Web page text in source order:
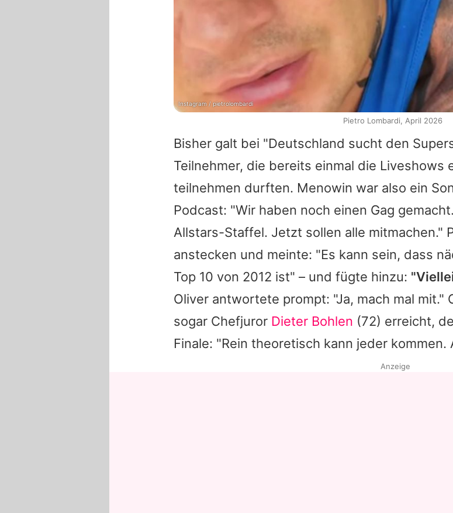
Bisher galt bei "Deutschland sucht den
Teilnehmer, die bereits einmal die
teilnehmen durften. Menowin war also ein
Podcast: "Wir haben noch einen Gag
Allstars-Staffel. Jetzt sollen alle mitmachen."
anstecken und meinte: "Es kann sein, dass
Top 10 von 2012 ist" – und fügte hinzu:
Oliver antwortete prompt: "Ja, mach mal mit."
sogar Chefjuror Dieter Bohlen (72) erreicht,
Finale: "Rein theoretisch kann jeder kommen.
Instagram / pietrolombardi
Pietro Lombardi, April 2026
Anzeige